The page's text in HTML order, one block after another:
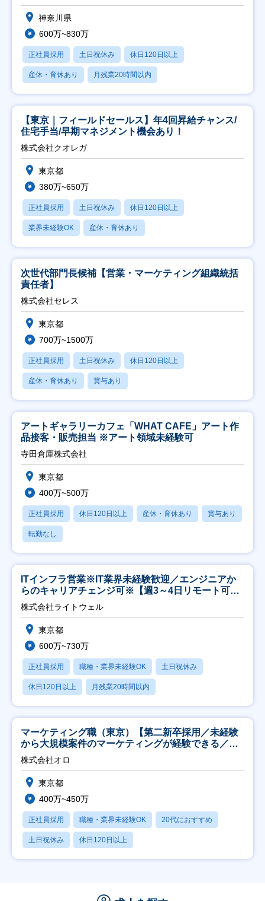
神奈川県
600万~830万
正社員採用 土日祝休み 休日120日以上
産休・育休あり 月残業20時間以内
【東京｜フィールドセールス】年4回昇給チャンス/
住宅手当/早期マネジメント機会あり！
株式会社クオレガ
東京都
380万~650万
正社員採用 土日祝休み 休日120日以上
業界未経験OK 産休・育休あり
次世代部門長候補【営業・マーケティング組織統括
責任者】
株式会社セレス
東京都
700万~1500万
正社員採用 土日祝休み 休日120日以上
産休・育休あり 賞与あり
アートギャラリーカフェ「WHAT CAFE」アート作
品接客・販売担当 ※アート領域未経験可
寺田倉庫株式会社
東京都
400万~500万
正社員採用 休日120日以上 産休・育休あり 賞与あり
転勤なし
ITインフラ営業※IT業界未経験歓迎／エンジニアか
らのキャリアチェンジ可※【週3～4日リモート可
能】
株式会社ライトウェル
東京都
600万~730万
正社員採用 職種・業界未経験OK 土日祝休み
休日120日以上 月残業20時間以内
マーケティング職（東京）【第二新卒採用／未経験
から大規模案件のマーケティングが経験できる／研
修充実】
株式会社オロ
東京都
400万~450万
正社員採用 職種・業界未経験OK 20代におすすめ
土日祝休み 休日120日以上